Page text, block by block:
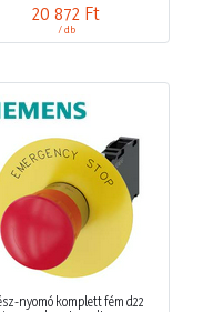
20 872 Ft
/ db
nyomó komplett fém d22